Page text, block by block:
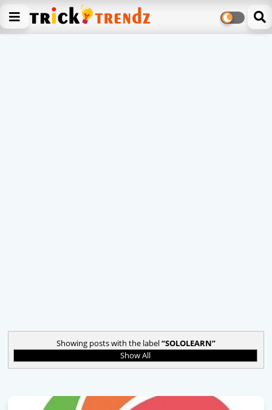
Showing posts with the label SOLOLEARN
Show All